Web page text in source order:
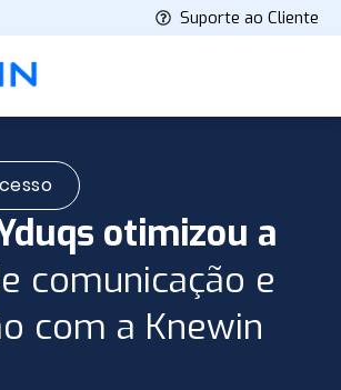
Suporte ao Cliente
otimizou a
comunicação e
com a Knewin